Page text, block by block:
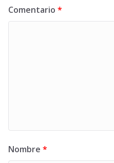
Comentario *
Nombre *